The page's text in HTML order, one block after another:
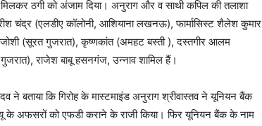
मिलकर ठगी को अंजाम दिया। अनुराग और व साथी कपिल की तलाशा
चंद्र (एलडीए कॉलोनी, आशियाना लखनऊ), फार्मासिस्ट शैलेश कुमार
(सूरत गुजरात), कृष्णकांत (अमहट बस्ती ), दस्तगीर आलम
राजेश बाबू हसनगंज, उन्नाव शामिल हैं।
ने बताया कि गिरोह के मास्टमाइंड अनुराग श्रीवास्तव ने यूनियन बैंक
अफसरों को एफडी कराने के राजी किया। फिर यूनियन बैंक के नाम